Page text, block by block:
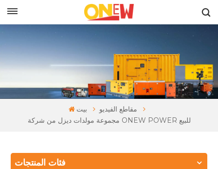
بيت
مقاطع الفيديو
مجموعة مولدات ديزل من شركة ONEW POWER للبيع
فئات المنتجات